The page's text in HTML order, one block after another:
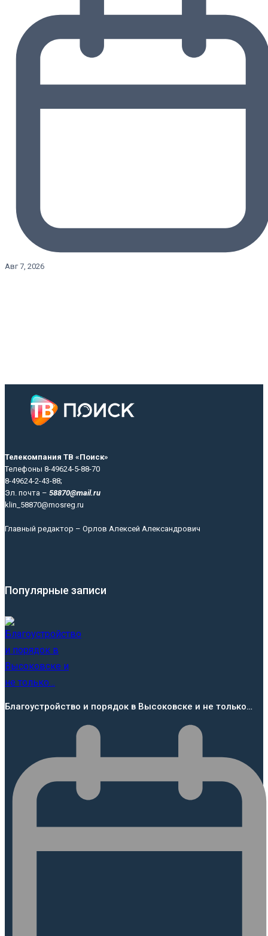
Авг 7, 2026
Телекомпания ТВ «Поиск»
Телефоны 8-49624-5-88-70
8-49624-2-43-88;
Эл. почта – 58870@mail.ru
klin_58870@mosreg.ru
Главный редактор – Орлов Алексей Александрович
Популярные записи
Благоустройство и порядок в Высоковске и не только…